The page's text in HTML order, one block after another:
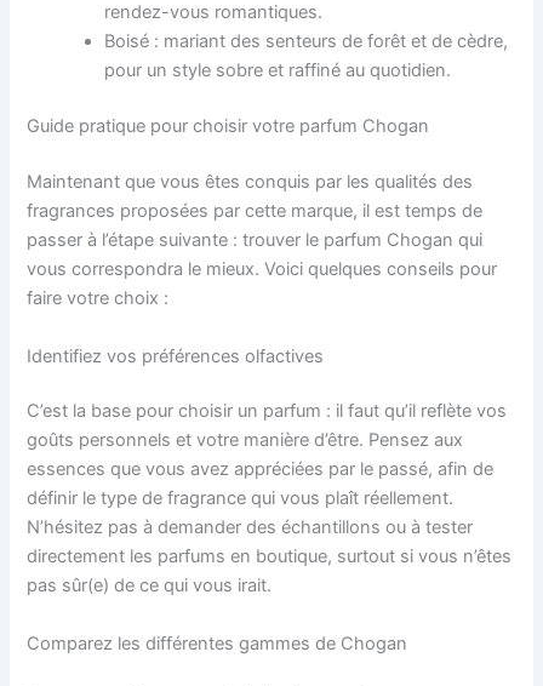
rendez-vous romantiques.
Boisé : mariant des senteurs de forêt et de cèdre,
pour un style sobre et raffiné au quotidien.
Guide pratique pour choisir votre parfum Chogan
Maintenant que vous êtes conquis par les qualités des
fragrances proposées par cette marque, il est temps de
passer à l’étape suivante : trouver le parfum Chogan qui
vous correspondra le mieux. Voici quelques conseils pour
faire votre choix :
Identifiez vos préférences olfactives
C’est la base pour choisir un parfum : il faut qu’il reflète vos
goûts personnels et votre manière d’être. Pensez aux
essences que vous avez appréciées par le passé, afin de
définir le type de fragrance qui vous plaît réellement.
N’hésitez pas à demander des échantillons ou à tester
directement les parfums en boutique, surtout si vous n’êtes
pas sûr(e) de ce qui vous irait.
Comparez les différentes gammes de Chogan